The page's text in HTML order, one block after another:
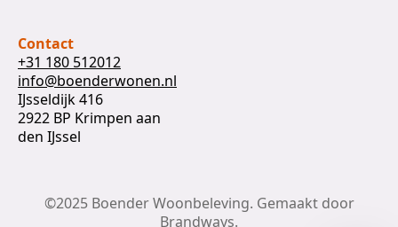
Contact
+31 180 512012
info@boenderwonen.nl
IJsseldijk 416
2922 BP Krimpen aan
den IJssel
©2025 Boender Woonbeleving. Gemaakt door
Brandways.